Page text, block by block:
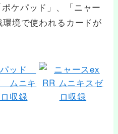
ケパッド」、「ニャー
境で使われるカードが